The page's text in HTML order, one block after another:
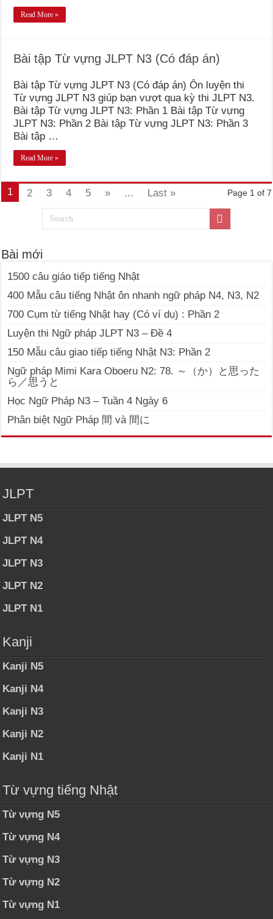
Read More »
Bài tập Từ vựng JLPT N3 (Có đáp án)
Bài tập Từ vựng JLPT N3 (Có đáp án) Ôn luyện thi
Từ vựng JLPT N3 giúp bạn vượt qua kỳ thi JLPT N3.
Bài tập Từ vựng JLPT N3: Phần 1 Bài tập Từ vựng
JLPT N3: Phần 2 Bài tập Từ vựng JLPT N3: Phần 3
Bài tập …
Read More »
Page 1 of 7
1 2 3 4 5 » ... Last »
Bài mới
1500 câu giáo tiếp tiếng Nhật
400 Mẫu câu tiếng Nhật ôn nhanh ngữ pháp N4, N3, N2
700 Cụm từ tiếng Nhật hay (Có ví dụ) : Phần 2
Luyện thi Ngữ pháp JLPT N3 – Đề 4
150 Mẫu câu giao tiếp tiếng Nhật N3: Phần 2
Ngữ pháp Mimi Kara Oboeru N2: 78. ～（か）と思った
ら／思うと
Học Ngữ Pháp N3 – Tuần 4 Ngày 6
Phân biệt Ngữ Pháp 間 và 間に
JLPT
JLPT N5
JLPT N4
JLPT N3
JLPT N2
JLPT N1
Kanji
Kanji N5
Kanji N4
Kanji N3
Kanji N2
Kanji N1
Từ vựng tiếng Nhật
Từ vựng N5
Từ vựng N4
Từ vựng N3
Từ vựng N2
Từ vựng N1